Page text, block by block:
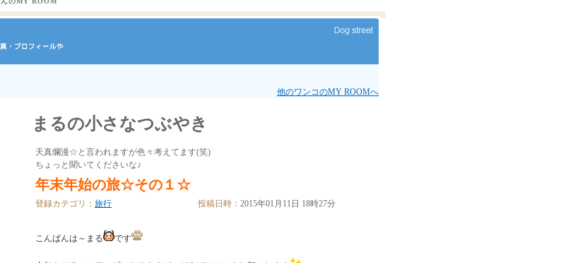
他のワンコのMY ROOMへ
まるの小さなつぶやき
天真爛漫☆と言われますが色々考えてます(笑)
ちょっと聞いてくださいな♪
年末年始の旅☆その１☆
登録カテゴリ： 旅行 投稿日時： 2015年01月11日 18時27分
こんばんは～まる です